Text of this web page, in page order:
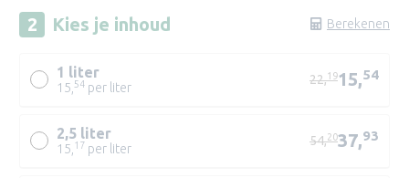
Kies je inhoud Berekenen
1 liter
15, 54per liter
22,1915,54
2,5 liter
15, 17 per liter
54,2037,93